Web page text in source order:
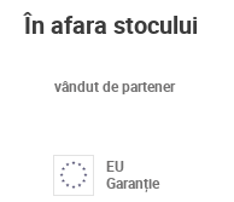
În afara stocului
vândut de partener
EU
Garanție